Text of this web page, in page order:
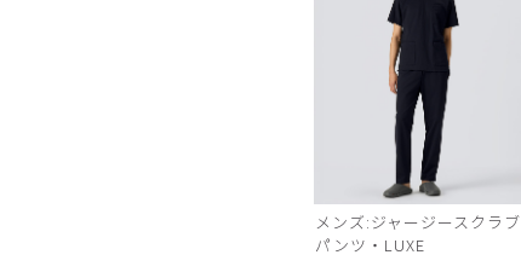
メンズ:ジャージースクラブ
パンツ・LUXE